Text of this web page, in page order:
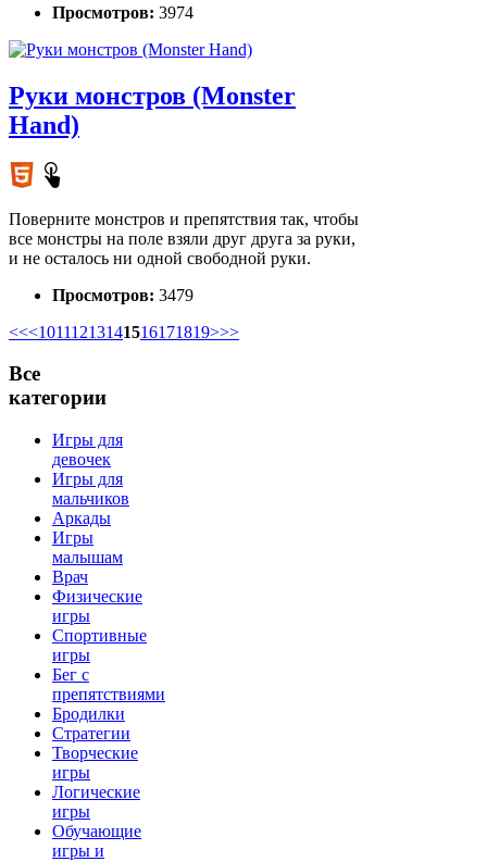
Просмотров: 3974
Руки монстров (Monster
Hand)
Поверните монстров и препятствия так, чтобы
все монстры на поле взяли друг друга за руки,
и не осталось ни одной свободной руки.
Просмотров: 3479
<<<10111213141516171819>>>
Все
категории
Игры для
девочек
Игры для
мальчиков
Аркады
Игры
малышам
Врач
Физические
игры
Спортивные
игры
Бег с
препятствиями
Бродилки
Стратегии
Творческие
игры
Логические
игры
Обучающие
игры и